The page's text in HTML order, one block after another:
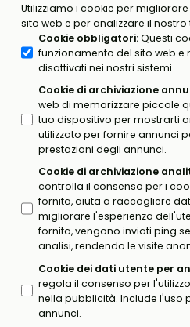
Utilizziamo i cookie per
sito web e per analizzare il
Cookie obbligatori:Questi
funzionamento del sito web e
disattivati nei nostri sistemi.
Cookie di archiviazione
web di memorizzare piccole
tuo dispositivo per mostrarti
utilizzato per fornire annunci
prestazioni degli annunci.
Cookie di archiviazione
controlla il consenso per i
fornita, aiuta a raccogliere
migliorare l'esperienza
fornita, vengono inviati ping
analisi, rendendo le visite
Cookie dei dati utente per
regola il consenso per
nella pubblicità. Include l'uso
annunci.